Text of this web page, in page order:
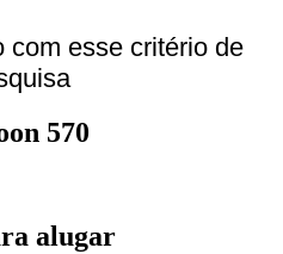
com esse critério de
570
alugar